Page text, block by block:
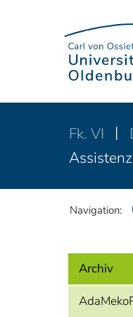
Fk. VI
Navigation:
Archiv